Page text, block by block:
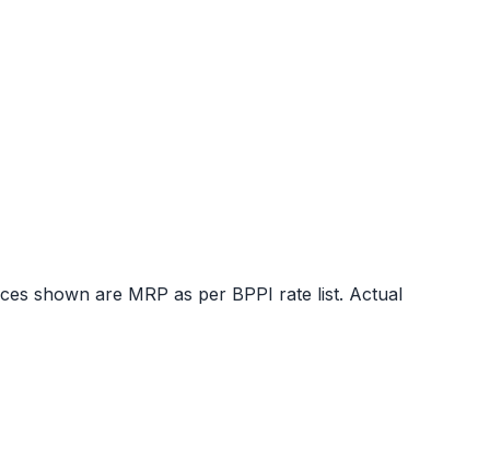
shown are MRP as per BPPI rate list. Actual